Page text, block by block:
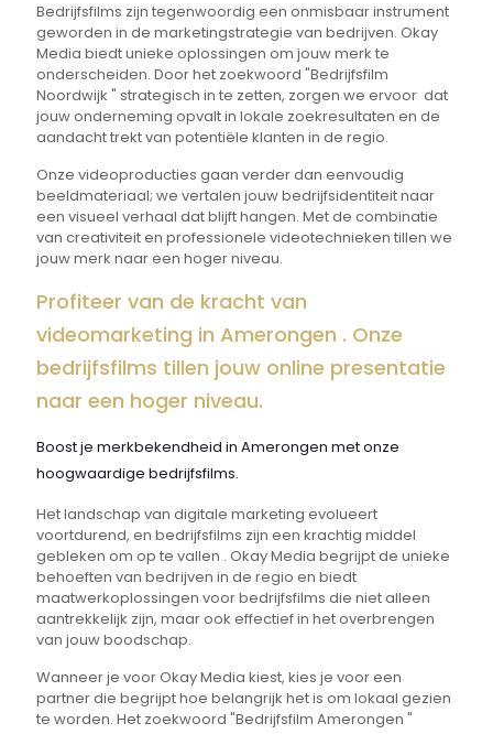
Bedrijfsfilms zijn tegenwoordig een onmisbaar instrument
geworden in de marketingstrategie van bedrijven. Okay
Media biedt unieke oplossingen om jouw merk te
onderscheiden. Door het zoekwoord "Bedrijfsfilm
Noordwijk " strategisch in te zetten, zorgen we ervoor dat
jouw onderneming opvalt in lokale zoekresultaten en de
aandacht trekt van potentiële klanten in de regio.
Onze videoproducties gaan verder dan eenvoudig
beeldmateriaal; we vertalen jouw bedrijfsidentiteit naar
een visueel verhaal dat blijft hangen. Met de combinatie
van creativiteit en professionele videotechnieken tillen we
jouw merk naar een hoger niveau.
Profiteer van de kracht van
videomarketing in Amerongen . Onze
bedrijfsfilms tillen jouw online presentatie
naar een hoger niveau.
Boost je merkbekendheid in Amerongen met onze
hoogwaardige bedrijfsfilms.
Het landschap van digitale marketing evolueert
voortdurend, en bedrijfsfilms zijn een krachtig middel
gebleken om op te vallen . Okay Media begrijpt de unieke
behoeften van bedrijven in de regio en biedt
maatwerkoplossingen voor bedrijfsfilms die niet alleen
aantrekkelijk zijn, maar ook effectief in het overbrengen
van jouw boodschap.
Wanneer je voor Okay Media kiest, kies je voor een
partner die begrijpt hoe belangrijk het is om lokaal gezien
te worden. Het zoekwoord "Bedrijfsfilm Amerongen "